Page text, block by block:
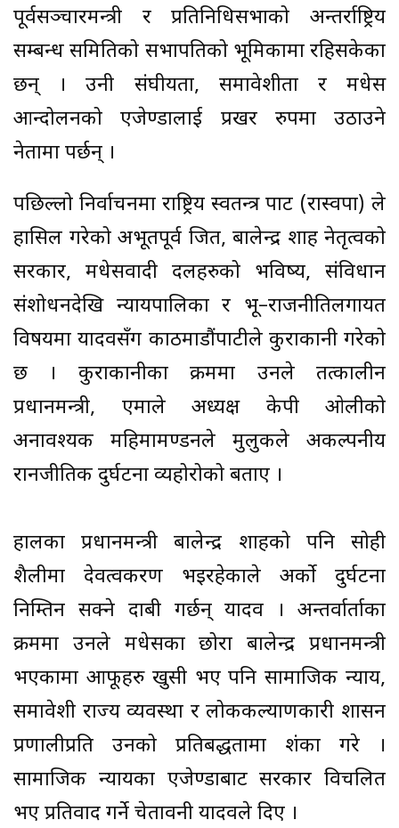
पूर्वसञ्चारमन्त्री र प्रतिनिधिसभाको अन्तर्राष्ट्रिय
सम्बन्ध समितिको सभापतिको भूमिकामा रहिसकेका
छन् । उनी संघीयता, समावेशीता र मधेस
आन्दोलनको एजेण्डालाई प्रखर रुपमा उठाउने
नेतामा पर्छन् ।
पछिल्लो निर्वाचनमा राष्ट्रिय स्वतन्त्र पार्टी (रास्वपा) ले
हासिल गरेको अभूतपूर्व जित, बालेन्द्र शाह नेतृत्वको
सरकार, मधेसवादी दलहरुको भविष्य, संविधान
संशोधनदेखि न्यायपालिका र भू–राजनीतिलगायत
विषयमा यादवसँग काठमाडौंपाटीले कुराकानी गरेको
छ । कुराकानीका क्रममा उनले तत्कालीन
प्रधानमन्त्री, एमाले अध्यक्ष केपी ओलीको
अनावश्यक महिमामण्डनले मुलुकले अकल्पनीय
रानजीतिक दुर्घटना व्यहोरोको बताए ।
हालका प्रधानमन्त्री बालेन्द्र शाहको पनि सोही
शैलीमा देवत्वकरण भइरहेकाले अर्को दुर्घटना
निम्तिन सक्ने दाबी गर्छन् यादव । अन्तर्वार्ताका
क्रममा उनले मधेसका छोरा बालेन्द्र प्रधानमन्त्री
भएकामा आफूहरु खुसी भए पनि सामाजिक न्याय,
समावेशी राज्य व्यवस्था र लोककल्याणकारी शासन
प्रणालीप्रति उनको प्रतिबद्धतामा शंका गरे ।
सामाजिक न्यायका एजेण्डाबाट सरकार विचलित
भए प्रतिवाद गर्ने चेतावनी यादवले दिए ।